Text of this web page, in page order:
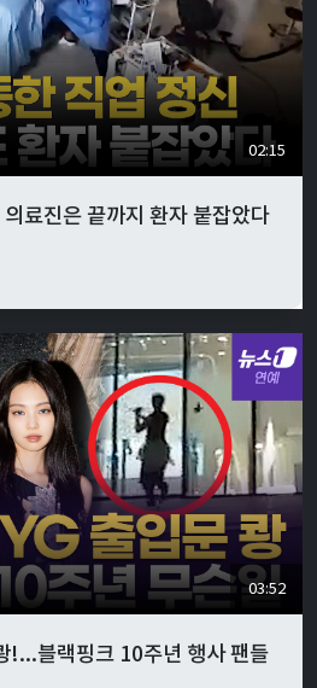
02:15
료진은 끝까지 환자 붙잡았다
03:52
!...블랙핑크 10주년 행사 팬들